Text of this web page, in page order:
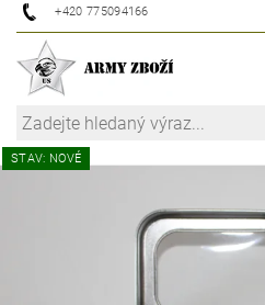
+420 775094166
STAV: NOVÉ